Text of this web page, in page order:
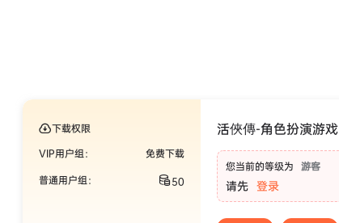
下载权限
VIP用户组：
免费下载
普通用户组：
50
活俠傳-角色扮演游戏
您当前的等级为 游客
请先 登录